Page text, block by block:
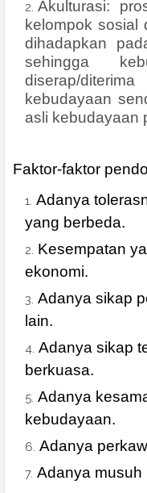
Akulturasi:
kelompok sosial
dihadapkan
sehingga
diserap/
kebudayaan
asli kebudayaan
Faktor-faktor
Adanya
yang berbeda.
Kesempatan
ekonomi.
Adanya sikap
lain.
Adanya sikap
berkuasa.
Adanya
kebudayaan.
Adanya
Adanya musuh